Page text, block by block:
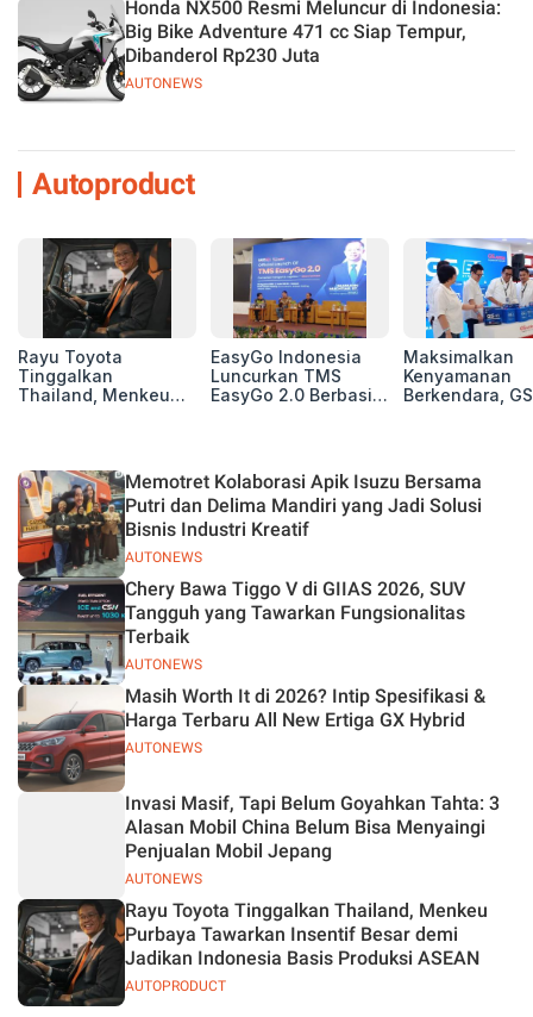
AUTONEWS
Honda NX500 Resmi Meluncur di Indonesia:
Big Bike Adventure 471 cc Siap Tempur,
Dibanderol Rp230 Juta
Autoproduct
Rayu Toyota
Tinggalkan
Thailand, Menkeu
Basis Produksi
ASEAN
EasyGo Indonesia
Luncurkan TMS
EasyGo 2.0 Berbasis
Maksimalkan
Kenyamanan
Berkendara,
2026
AUTONEWS
Memotret Kolaborasi Apik Isuzu Bersama
Putri dan Delima Mandiri yang Jadi Solusi
Bisnis Industri Kreatif
AUTONEWS
Chery Bawa Tiggo V di GIIAS 2026, SUV
Tangguh yang Tawarkan Fungsionalitas
Terbaik
AUTONEWS
Masih Worth It di 2026? Intip Spesifikasi &
Harga Terbaru All New Ertiga GX Hybrid
AUTONEWS
Invasi Masif, Tapi Belum Goyahkan Tahta: 3
Alasan Mobil China Belum Bisa Menyaingi
Penjualan Mobil Jepang
AUTOPRODUCT
Rayu Toyota Tinggalkan Thailand, Menkeu
Purbaya Tawarkan Insentif Besar demi
Jadikan Indonesia Basis Produksi ASEAN